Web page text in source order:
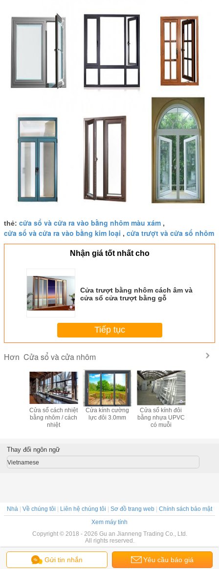
thẻ: cửa sổ và cửa ra vào bằng nhôm màu xám ,
cửa sổ và cửa ra vào bằng kim loại , cửa trượt và cửa sổ nhôm
Nhận giá tốt nhất cho
Cửa trượt bằng nhôm cách âm và
cửa sổ cửa trượt bằng gỗ
Tiếp tục
Hơn Cửa sổ và cửa nhôm
Cửa sổ cách nhiệt
bằng nhôm / cách
nhiệt
Cửa kính cường
lực đôi 3.0mm
Cửa sổ kính đôi
bằng nhựa UPVC
có muỗi
Gửi tin nhắn Yêu cầu báo giá
Thay đổi ngôn ngữ
Vietnamese
Nhà | Về chúng tôi | Liên hệ chúng tôi | Sơ đồ trang web | Chính sách bảo mật
Xem máy tính
Copyright © 2018 - 2026 Gu an Jianneng Trading Co., Ltd.
All rights reserved.